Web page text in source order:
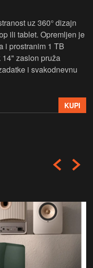
uz 360° dizajn
ili tablet. Opremljen je
i prostranim 1 TB
14" zaslon pruža
i svakodnevnu
KUPI